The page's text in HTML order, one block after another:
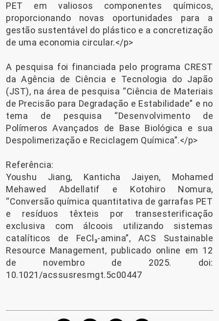
PET em valiosos componentes químicos,
proporcionando novas oportunidades para a
gestão sustentável do plástico e a concretização
de uma economia circular.</p>
A pesquisa foi financiada pelo programa CREST
da Agência de Ciência e Tecnologia do Japão
(JST), na área de pesquisa “Ciência de Materiais
de Precisão para Degradação e Estabilidade” e no
tema de pesquisa “Desenvolvimento de
Polímeros Avançados de Base Biológica e sua
Despolimerização e Reciclagem Química”.</p>
Referência:
Youshu Jiang, Kanticha Jaiyen, Mohamed
Mehawed Abdellatif e Kotohiro Nomura,
“Conversão química quantitativa de garrafas PET
e resíduos têxteis por transesterificação
exclusiva com álcoois utilizando sistemas
catalíticos de FeCl₃-amina”, ACS Sustainable
Resource Management, publicado online em 12
de novembro de 2025. doi:
10.1021/acssusresmgt.5c00447